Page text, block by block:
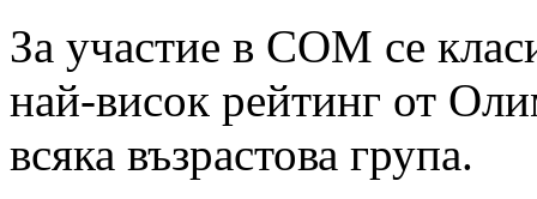
За участие в СОМ се
най-висок рейтинг от
всяка възрастова група.